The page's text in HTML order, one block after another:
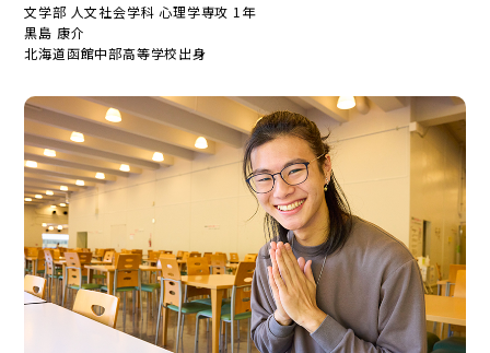
文学部 人文社会学科 心理学専攻 1年
黒島 康介
北海道函館中部高等学校出身